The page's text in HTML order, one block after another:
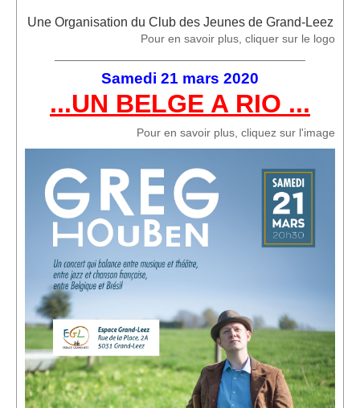
Reportages vidéos
Vidéos récentes
Vidéos archives
Sponsors
Inscrivez-vous à notre Lettre d'information
Une Organisation du Club des Jeunes de Grand-Leez
Pour en savoir plus, cliquer sur le logo
Samedi 21 mars 2020
...UN BELGE A RIO ...
Pour en savoir plus, cliquez sur l'image